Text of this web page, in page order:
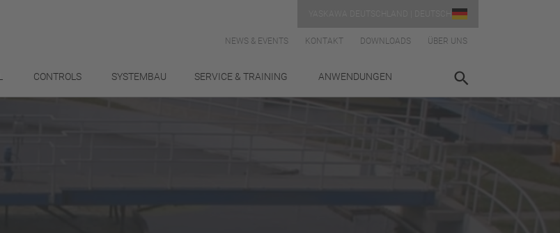
NEWS & EVENTS KONTAKT DOWNLOADS ÜBER UNS
CONTROLS SYSTEMBAU SERVICE & TRAINING ANWENDUNGEN